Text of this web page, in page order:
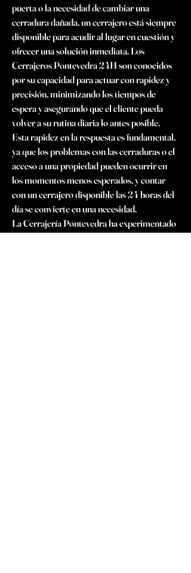
puerta o la necesidad de cambiar una
cerradura dañada, un cerrajero está siempre
disponible para acudir al lugar en cuestión y
ofrecer una solución inmediata. Los
Cerrajeros Pontevedra 24H son conocidos
por su capacidad para actuar con rapidez y
precisión, minimizando los tiempos de
espera y asegurando que el cliente pueda
volver a su rutina diaria lo antes posible.
Esta rapidez en la respuesta es fundamental,
ya que los problemas con las cerraduras o el
acceso a una propiedad pueden ocurrir en
los momentos menos esperados, y contar
con un cerrajero disponible las 24 horas del
día se convierte en una necesidad.
La Cerrajería Pontevedra ha experimentado